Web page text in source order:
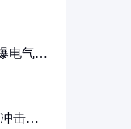
电气设
击要